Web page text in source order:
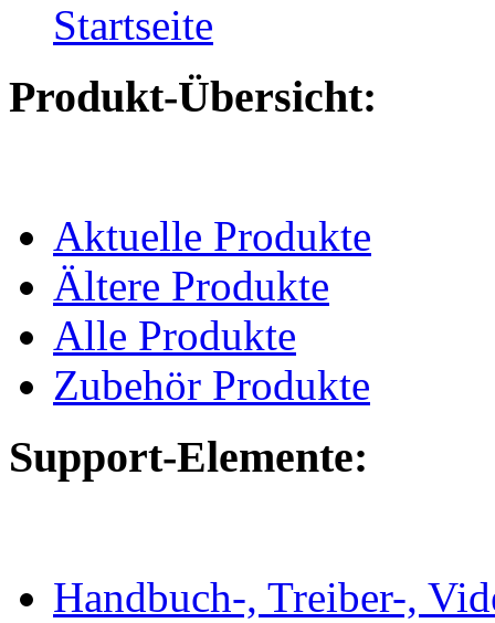
Startseite
Produkt-Übersicht:
Aktuelle Produkte
Ältere Produkte
Alle Produkte
Zubehör Produkte
Support-Elemente:
Handbuch-, Treiber-,